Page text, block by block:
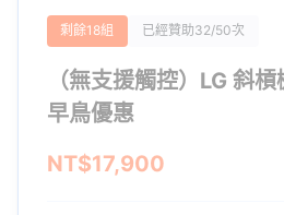
剩餘18組 已經贊助32/50次
（無支援觸控）LG 斜
早鳥優惠
NT$17,900